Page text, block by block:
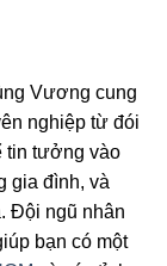
Vương cung
nghiệp từ đói
tin tưởng vào
gia đình, và
Đội ngũ nhân
bạn có một